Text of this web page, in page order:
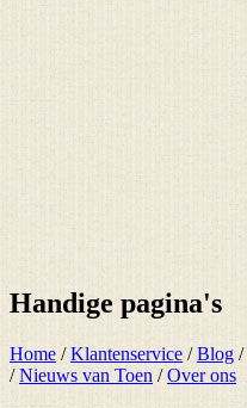
Handige pagina's
Home /Klantenservice /Blog /
/Nieuws van Toen /Over ons